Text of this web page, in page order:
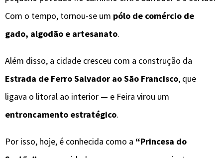
Com o tempo, tornou-se um pólo de comércio de
gado, algodão e artesanato.
Além disso, a cidade cresceu com a construção da
Estrada de Ferro Salvador ao São Francisco, que
ligava o litoral ao interior — e Feira virou um
entroncamento estratégico.
Por isso, hoje, é conhecida como a “Princesa do